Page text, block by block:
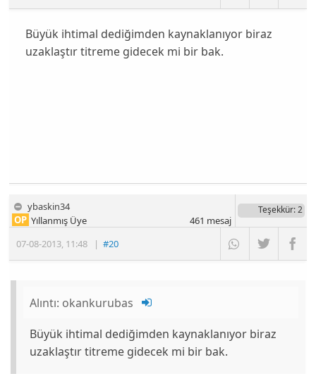
Büyük ihtimal dediğimden kaynaklanıyor biraz
uzaklaştır titreme gidecek mi bir bak.
ybaskin34
07-08-2013, 11:48 |#20
OP Yıllanmış Üye
Teşekkür: 2
461 mesaj
Alıntı: okankurubas
Büyük ihtimal dediğimden kaynaklanıyor biraz
uzaklaştır titreme gidecek mi bir bak.